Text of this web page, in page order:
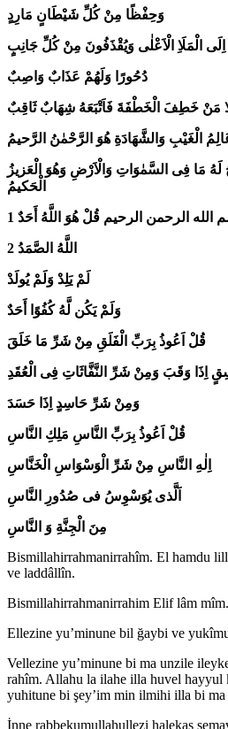
وَحِفْظًا مِنْ كُلِّ شَيْطَانٍ مَارِدٍ
الْمَلَاِ الْاَعْلٰى وَيُقْذَفُونَ مِنْ كُلِّ جَانِبٍ
دُحُورًا وَلَهُمْ عَذَابٌ وَاصِبٌ
مَنْ خَطِفَ الْخَطْفَةَ فَاَتْبَعَهُ شِهَابٌ ثَاقِبٌ
عَالِمُ الْغَيْبِ وَالشَّهَادَةِ هُوَ الرَّحْمٰنُ الرَّحيمُ
لَهُ مَا فِى السَّمٰوَاتِ وَالْاَرْضِ وَهُوَ الْعَزيزُ
الْحَكيمُ
الله الرحمن الرحيم قُلْ هُوَ اللَّهُ أَحَدٌ 1
اللَّهُ الصَّمَدُ 2
لَمْ يَلِدْ وَلَمْ يُولَدْ
وَلَمْ يَكُن لَّهُ كُفُوًا أَحَدٌ
قُلْ اَعُوذُ بِرَبِّ الْفَلَقِ مِنْ شَرِّ مَا خَلَقَ
اِذَا وَقَبَ وَمِنْ شَرِّ النَّفَّاثَاتِ فِى الْعُقَدِ
وَمِنْ شَرِّ حَاسِدٍ اِذَا حَسَدَ
قُلْ اَعُوذُ بِرَبِّ النَّاسِ مَلِكِ النَّاسِ
اِلٰهِ النَّاسِ مِنْ شَرِّ الْوَسْوَاسِ الْخَنَّاسِ
اَلَّذى يُوَسْوِسُ فى صُدُورِ النَّاسِ
مِنَ الْجِنَّةِ وَ النَّاسِ
Bismillahirrahmanirrahîm. El hamdu
ve laddâllîn.
Bismillahirrahmanirrahim Elif lâm
Ellezine yu’minune bil ğaybi ve
Vellezine yu’minune bi ma unzile
rahîm. Allahu la ilahe illa huvel hayyul
yuhitune bi şey’im min ilmihi illa bi
İnne rabbekumullahullezi halekas